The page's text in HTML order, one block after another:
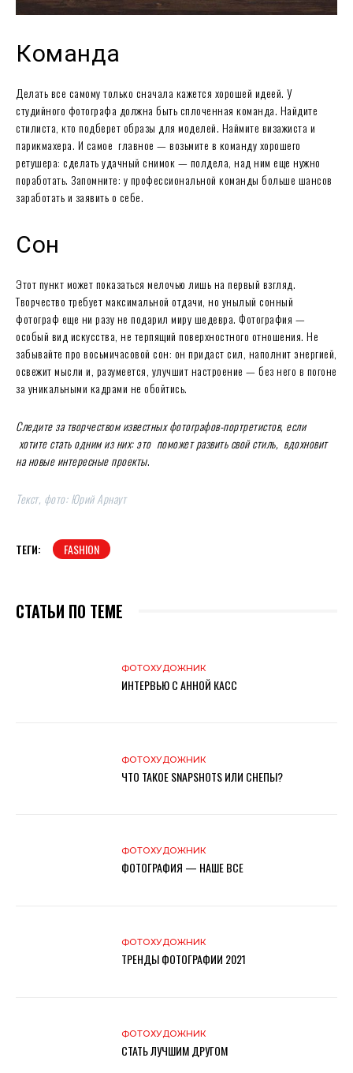
Команда
Делать все самому только сначала кажется хорошей идеей. У
студийного фотографа должна быть сплоченная команда. Найдите
стилиста, кто подберет образы для моделей. Наймите визажиста и
парикмахера. И самое главное — возьмите в команду хорошего
ретушера: сделать удачный снимок — полдела, над ним еще нужно
поработать. Запомните: у профессиональной команды больше шансов
заработать и заявить о себе.
Сон
Этот пункт может показаться мелочью лишь на первый взгляд.
Творчество требует максимальной отдачи, но унылый сонный
фотограф еще ни разу не подарил миру шедевра. Фотография —
особый вид искусства, не терпящий поверхностного отношения. Не
забывайте про восьмичасовой сон: он придаст сил, наполнит энергией,
освежит мысли и, разумеется, улучшит настроение — без него в погоне
за уникальными кадрами не обойтись.
Следите за творчеством известных фотографов-портретистов, если
хотите стать одним из них: это поможет развить свой стиль, вдохновит
на новые интересные проекты.
Текст, фото: Юрий Арнаут
ТЕГИ: FASHION
СТАТЬИ ПО ТЕМЕ
ФОТОХУДОЖНИК
ИНТЕРВЬЮ С АННОЙ КАСС
ФОТОХУДОЖНИК
ЧТО ТАКОЕ SNAPSHOTS ИЛИ СНЕПЫ?
ФОТОХУДОЖНИК
ФОТОГРАФИЯ — НАШЕ ВСЕ
ФОТОХУДОЖНИК
ТРЕНДЫ ФОТОГРАФИИ 2021
ФОТОХУДОЖНИК
СТАТЬ ЛУЧШИМ ДРУГОМ